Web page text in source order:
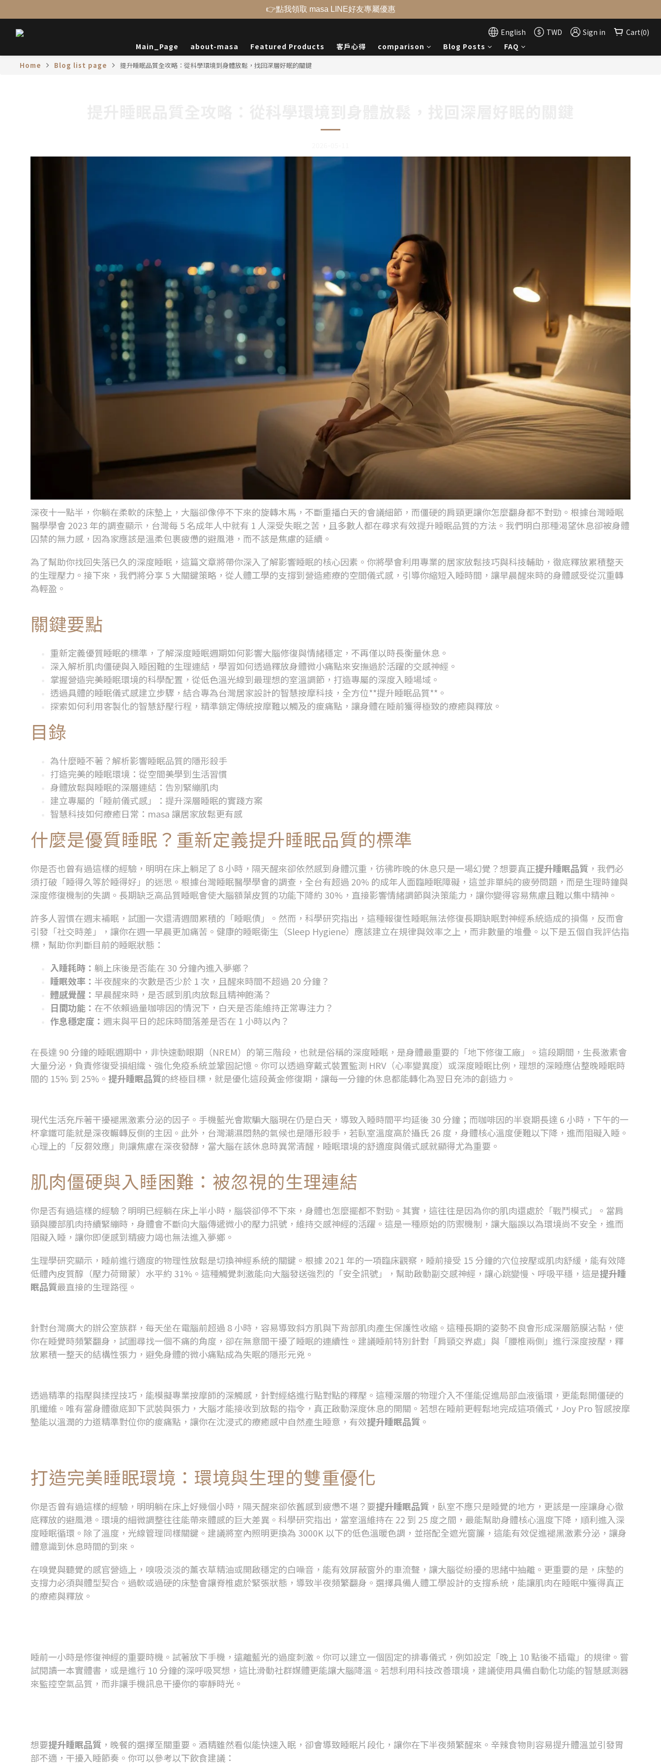
English TWD Sign in
Cart(0)
Main_Page
about-masa Featured Products 客戶心得 comparison Blog Posts FAQ
Home Blog list page 提升睡眠品質全攻略：從科學環境到身體放鬆，找回深層好眠的關鍵
深夜十一點半，你躺在柔軟的床墊上，大腦卻像停不下來的旋轉木馬，不斷重播白天的會議細節，而僵硬的肩頸更讓你怎麼翻身都不對勁。根據台灣睡眠
醫學學會 2023 年的調查顯示，台灣每5名成年人中就有 1 人深受失眠之苦，且多數人都在尋求有效提升睡眠品質的方法。我們明白那種渴望休息卻被身體
囚禁的無力感，因為家應該是溫柔包裹疲憊的避風港，而不該是焦慮的延續。
為了幫助你找回失落已久的深度睡眠，這篇文章將帶你深入了解影響睡眠的核心因素。你將學會利用專業的居家放鬆技巧與科技輔助，徹底釋放累積整天
的生理壓力。接下來，我們將分享 5 大關鍵策略，從人體工學的支撐到營造癒療的空間儀式感，引導你縮短入睡時間，讓早晨醒來時的身體感受從沉重轉
為輕盈。
關鍵要點
重新定義優質睡眠的標準，了解深度睡眠週期如何影響大腦修復與情緒穩定，不再僅以時長衡量休息。
深入解析肌肉僵硬與入睡困難的生理連結，學習如何透過釋放身體微小痛點來安撫過於活躍的交感神經。
掌握營造完美睡眠環境的科學配置，從低色溫光線到最理想的室溫調節，打造專屬的深度入睡場域。
透過具體的睡眠儀式感建立步驟，結合專為台灣居家設計的智慧按摩科技，全方位**提升睡眠品質** 。
探索如何利用客製化的智慧舒壓行程，精準鎖定傳統按摩難以觸及的痠痛點，讓身體在睡前獲得極致的療癒與釋放。
目錄
為什麼睡不著？解析影響睡眠品質的隱形殺手
打造完美的睡眠環境：從空間美學到生活習慣
身體放鬆與睡眠的深層連結：告別緊繃肌肉
建立專屬的「睡前儀式感」：提升深層睡眠的實踐方案
智慧科技如何療癒日常：masa 讓居家放鬆更有感
什麼是優質睡眠？重新定義提升睡眠品質的標準
你是否也曾有過這樣的經驗，明明在床上躺足了 8小時，隔天醒來卻依然感到身體沉重，彷彿昨晚的休息只是一場幻覺？想要真正提升睡眠品質 ，我們必
須打破「睡得久等於睡得好」的迷思。根據台灣睡眠醫學學會的調查，全台有超過 20% 的成年人面臨睡眠障礙，這並非單純的疲勞問題，而是生理時鐘與
深度修復機制的失調。長期缺乏高品質睡眠會使大腦額葉皮質的功能下降約 30% ，直接影響情緒調節與決策能力，讓你變得容易焦慮且難以集中精神。
許多人習慣在週末補眠，試圖一次還清週間累積的「睡眠債」。然而，科學研究指出，這種報復性睡眠無法修復長期缺眠對神經系統造成的損傷，反而會
引發「社交時差」，讓你在週一早晨更加痛苦。健康的睡眠衛生（Sleep Hygiene）應該建立在規律與效率之上，而非數量的堆疊。以下是五個自我評估指
標，幫助你判斷目前的睡眠狀態：
入睡耗時： 躺上床後是否能在 30 分鐘內進入夢鄉？
睡眠效率： 半夜醒來的次數是否少於 1 次，且醒來時間不超過 20 分鐘？
體感覺醒： 早晨醒來時，是否感到肌肉放鬆且精神飽滿？
日間功能： 在不依賴過量咖啡因的情況下，白天是否能維持正常專注力？
作息穩定度： 週末與平日的起床時間落差是否在 1 小時以內？
在長達 90 分鐘的睡眠週期中，非快速動眼期（NREM）的第三階段，也就是俗稱的深度睡眠，是身體最重要的「地下修復工廠」。這段期間，生長激素會
大量分泌，負責修復受損組織、強化免疫系統並鞏固記憶。你可以透過穿戴式裝置監測 HRV （心率變異度）或深度睡眠比例，理想的深睡應佔整晚睡眠時
間的 15% 到 25% 。 提升睡眠品質的終極目標，就是優化這段黃金修復期，讓每一分鐘的休息都能轉化為翌日充沛的創造力。
現代生活充斥著干擾褪黑激素分泌的因子。手機藍光會欺騙大腦現在仍是白天，導致入睡時間平均延後 30 分鐘；而咖啡因的半衰期長達 6 小時，下午的一
杯拿鐵可能就是深夜輾轉反側的主因。此外，台灣潮濕悶熱的氣候也是隱形殺手，若臥室溫度高於攝氏26 度，身體核心溫度便難以下降，進而阻礙入睡。
心理上的「反芻效應」則讓焦慮在深夜發酵，當大腦在該休息時異常清醒，睡眠環境的舒適度與儀式感就顯得尤為重要。
肌肉僵硬與入睡困難：被忽視的生理連結
你是否有過這樣的經驗？明明已經躺在床上半小時，腦袋卻停不下來，身體也怎麼擺都不對勁。其實，這往往是因為你的肌肉還處於「戰鬥模式」。當肩
頸與腰部肌肉持續緊繃時，身體會不斷向大腦傳遞微小的壓力訊號，維持交感神經的活躍。這是一種原始的防禦機制，讓大腦誤以為環境尚不安全，進而
阻礙入睡，讓你即便感到精疲力竭也無法進入夢鄉。
生理學研究顯示，睡前進行適度的物理性放鬆是切換神經系統的關鍵。根據2021 年的一項臨床觀察，睡前接受 15 分鐘的穴位按壓或肌肉舒緩，能有效降
低體內皮質醇（壓力荷爾蒙）水平約 31% 。這種觸覺刺激能向大腦發送強烈的「安全訊號」，幫助啟動副交感神經，讓心跳變慢、呼吸平穩，這是提升睡
眠品質最直接的生理路徑。
針對台灣廣大的辦公室族群，每天坐在電腦前超過 8小時，容易導致斜方肌與下背部肌肉產生保護性收縮。這種長期的姿勢不良會形成深層筋膜沾黏，使
你在睡覺時頻繁翻身，試圖尋找一個不痛的角度，卻在無意間干擾了睡眠的連續性。建議睡前特別針對「肩頸交界處」與「腰椎兩側」進行深度按壓，釋
放累積一整天的結構性張力，避免身體的微小痛點成為失眠的隱形元兇。
透過精準的指壓與揉捏技巧，能模擬專業按摩師的深觸感，針對經絡進行點對點的釋壓。這種深層的物理介入不僅能促進局部血液循環，更能鬆開僵硬的
肌纖維。唯有當身體徹底卸下武裝與張力，大腦才能接收到放鬆的指令，真正啟動深度休息的開關。若想在睡前更輕鬆地完成這項儀式， Joy Pro 智感按摩
墊能以溫潤的力道精準對位你的痠痛點，讓你在沈浸式的療癒感中自然產生睡意，有效提升睡眠品質 。
打造完美睡眠環境：環境與生理的雙重優化
你是否曾有過這樣的經驗，明明躺在床上好幾個小時，隔天醒來卻依舊感到疲憊不堪？要提升睡眠品質 ，臥室不應只是睡覺的地方，更該是一座讓身心徹
底釋放的避風港。環境的細微調整往往能帶來體感的巨大差異。科學研究指出，當室溫維持在 22 到 25 度之間，最能幫助身體核心溫度下降，順利進入深
度睡眠循環。除了溫度，光線管理同樣關鍵。建議將室內照明更換為 3000K 以下的低色溫暖色調，並搭配全遮光窗簾，這能有效促進褪黑激素分泌，讓身
體意識到休息時間的到來。
在嗅覺與聽覺的感官營造上，嗅吸淡淡的薰衣草精油或開啟穩定的白噪音，能有效屏蔽窗外的車流聲，讓大腦從紛擾的思緒中抽離。更重要的是，床墊的
支撐力必須與體型契合。過軟或過硬的床墊會讓脊椎處於緊張狀態，導致半夜頻繁翻身。選擇具備人體工學設計的支撐系統，能讓肌肉在睡眠中獲得真正
的療癒與釋放。
睡前一小時是修復神經的重要時機。試著放下手機，遠離藍光的過度刺激。你可以建立一個固定的排毒儀式，例如設定「晚上 10 點後不插電」的規律。嘗
試閱讀一本實體書，或是進行 10 分鐘的深呼吸冥想，這比滑動社群媒體更能讓大腦降溫。若想利用科技改善環境，建議使用具備自動化功能的智慧感測器
來監控空氣品質，而非讓手機訊息干擾你的寧靜時光。
想要提升睡眠品質 ，晚餐的選擇至關重要。酒精雖然看似能快速入眠，卻會導致睡眠片段化，讓你在下半夜頻繁醒來。辛辣食物則容易提升體溫並引發胃
部不適，干擾入睡節奏。你可以參考以下飲食建議：
👉點我領取 masa LINE好友專屬優惠